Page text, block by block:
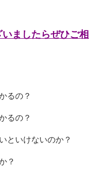
ましたらぜひご相
るの？
るの？
といけないのか？
？